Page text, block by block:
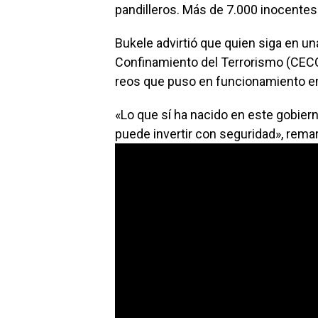
pandilleros. Más de 7.000
Bukele advirtió que quien siga en
Confinamiento del Terrorismo
reos que puso en funcionamiento
«Lo que sí ha nacido en este
puede invertir con seguridad»,